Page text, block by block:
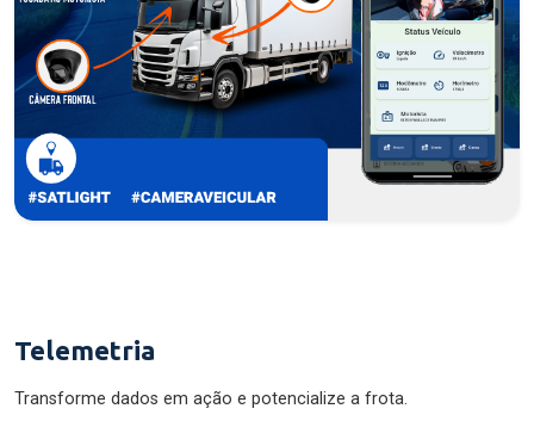
Telemetria
Transforme dados em ação e potencialize a frota.